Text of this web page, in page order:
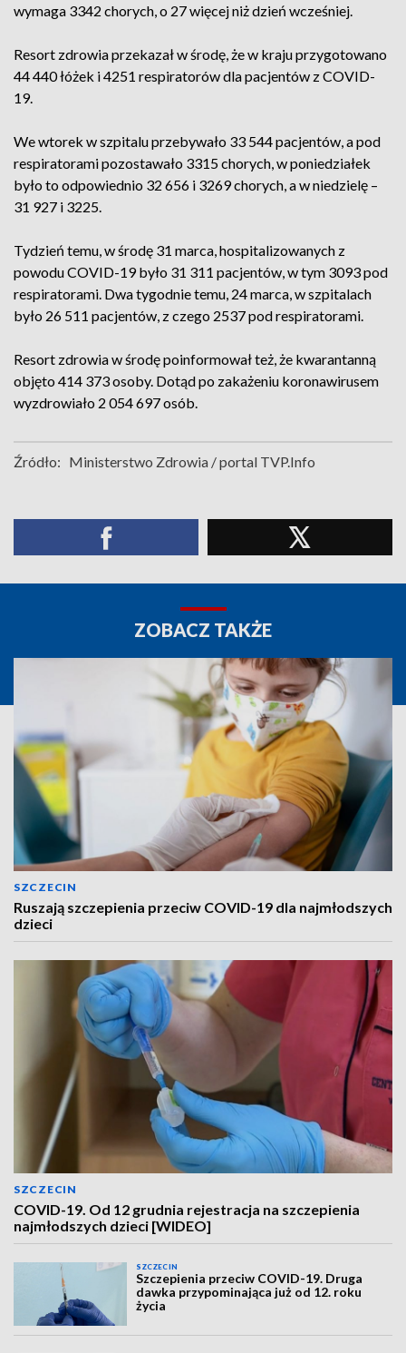
wymaga 3342 chorych, o 27 więcej niż dzień wcześniej.
Resort zdrowia przekazał w środę, że w kraju przygotowano
44 440 łóżek i 4251 respiratorów dla pacjentów z COVID-
19.
We wtorek w szpitalu przebywało 33 544 pacjentów, a pod
respiratorami pozostawało 3315 chorych, w poniedziałek
było to odpowiednio 32 656 i 3269 chorych, a w niedzielę –
31 927 i 3225.
Tydzień temu, w środę 31 marca, hospitalizowanych z
powodu COVID-19 było 31 311 pacjentów, w tym 3093 pod
respiratorami. Dwa tygodnie temu, 24 marca, w szpitalach
było 26 511 pacjentów, z czego 2537 pod respiratorami.
Resort zdrowia w środę poinformował też, że kwarantanną
objęto 414 373 osoby. Dotąd po zakażeniu koronawirusem
wyzdrowiało 2 054 697 osób.
Źródło: Ministerstwo Zdrowia / portal TVP.Info
ZOBACZ TAKŻE
SZCZECIN
Ruszają szczepienia przeciw COVID-19 dla najmłodszych
dzieci
SZCZECIN
COVID-19. Od 12 grudnia rejestracja na szczepienia
najmłodszych dzieci [WIDEO]
SZCZECIN
Szczepienia przeciw COVID-19. Druga
dawka przypominająca już od 12. roku
życia